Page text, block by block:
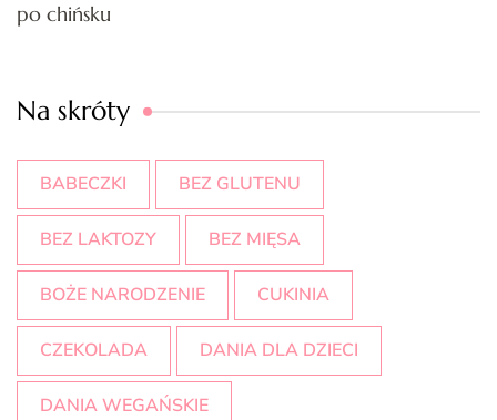
po chińsku
Na skróty
BABECZKI BEZ GLUTENU
BEZ LAKTOZY BEZ MIĘSA
BOŻE NARODZENIE CUKINIA
CZEKOLADA DANIA DLA DZIECI
DANIA WEGAŃSKIE